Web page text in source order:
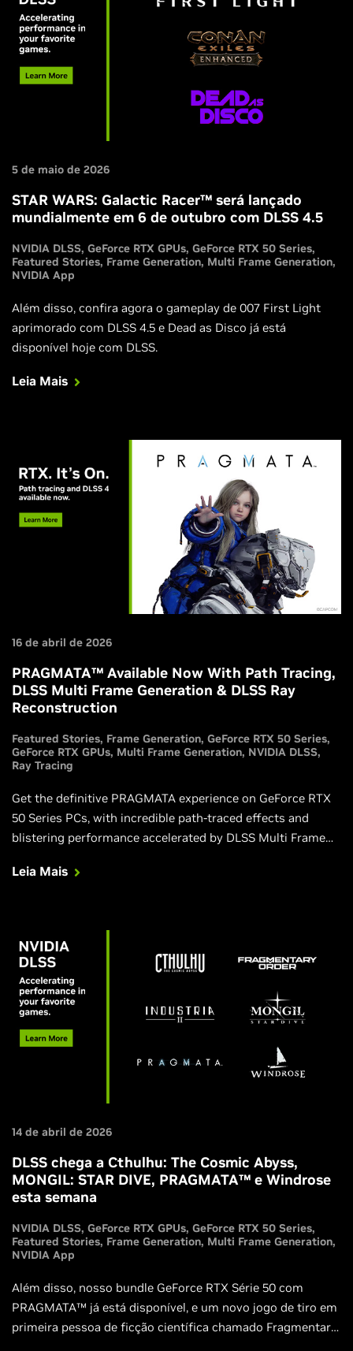
5 de maio de 2026
STAR WARS: Galactic Racer™ será lançado
mundialmente em 6 de outubro com DLSS 4.5
NVIDIA DLSS GeForce RTX GPUs GeForce RTX 50 Series
Featured Stories Frame Generation Multi Frame Generation
NVIDIA App
Além disso, confira agora o gameplay de 007 First Light
aprimorado com DLSS 4.5 e Dead as Disco já está
disponível hoje com DLSS.
Leia Mais
16 de abril de 2026
PRAGMATA™ Available Now With Path Tracing,
DLSS Multi Frame Generation & DLSS Ray
Reconstruction
Featured Stories Frame Generation GeForce RTX 50 Series
GeForce RTX GPUs Multi Frame Generation NVIDIA DLSS
Ray Tracing
Get the definitive PRAGMATA experience on GeForce RTX
50 Series PCs, with incredible path-traced effects and
blistering performance accelerated by DLSS Multi Frame
Leia Mais
14 de abril de 2026
DLSS chega a Cthulhu: The Cosmic Abyss,
MONGIL: STAR DIVE, PRAGMATA™ e Windrose
esta semana
NVIDIA DLSS GeForce RTX GPUs GeForce RTX 50 Series
Featured Stories Frame Generation Multi Frame Generation
NVIDIA App
Além disso, nosso bundle GeForce RTX Série 50 com
PRAGMATA™ já está disponível, e um novo jogo de tiro em
primeira pessoa de ficção científica chamado Fragmentary